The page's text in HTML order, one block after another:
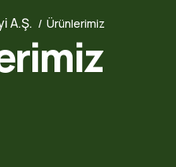
A.Ş. Ürünlerimiz